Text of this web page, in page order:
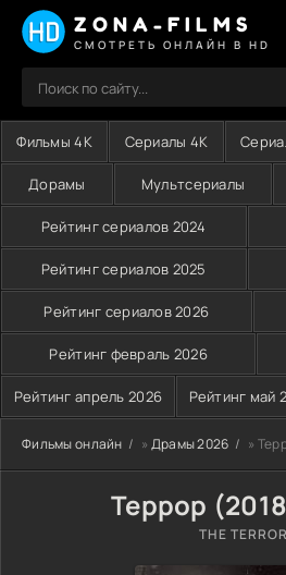
ZONA-FILMS
СМОТРЕТЬ ОНЛАЙН В HD
Фильмы 4K Сериалы 4K
Дорамы Мультсериалы
Рейтинг сериалов 2024
Рейтинг сериалов 2025
Рейтинг сериалов 2026
Рейтинг февраль 2026
Рейтинг апрель 2026 Рейтинг май
Фильмы онлайн » Драмы 2026 »
Террор
THE TERROR